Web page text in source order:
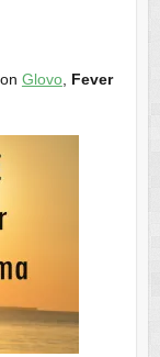
Glovo, Fever